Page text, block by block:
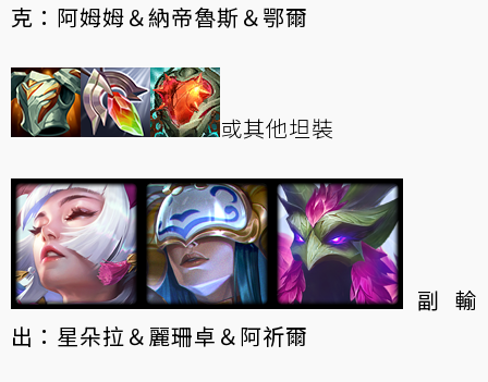
克：阿姆姆＆納帝魯斯＆鄂爾
或其他坦裝
副輸
出：星朵拉＆麗珊卓＆阿祈爾